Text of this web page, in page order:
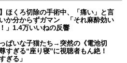
】ほくろ切除の手術中、「痛い」と言
か分からずガマン 「それ麻酔効い
」1.4万いいねの反響
ぱいな子猫たち→突然の《電池切
ぎる“座り寝”に視聴者もん絶！
ぎる」